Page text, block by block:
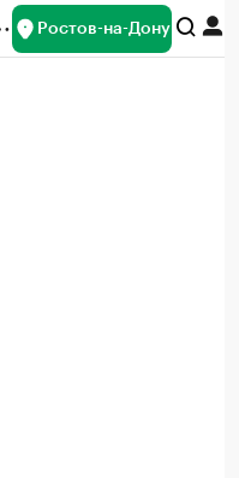
Ростов-на-Дону